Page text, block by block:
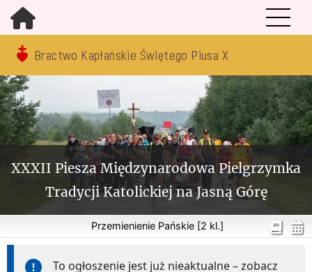
Bractwo Kapłańskie Świętego Piusa X
XXXII Piesza Międzynarodowa Pielgrzymka
Tradycji Katolickiej na Jasną Górę
Przemienienie Pańskie [2 kl.]
To ogłoszenie jest już nieaktualne – zobacz